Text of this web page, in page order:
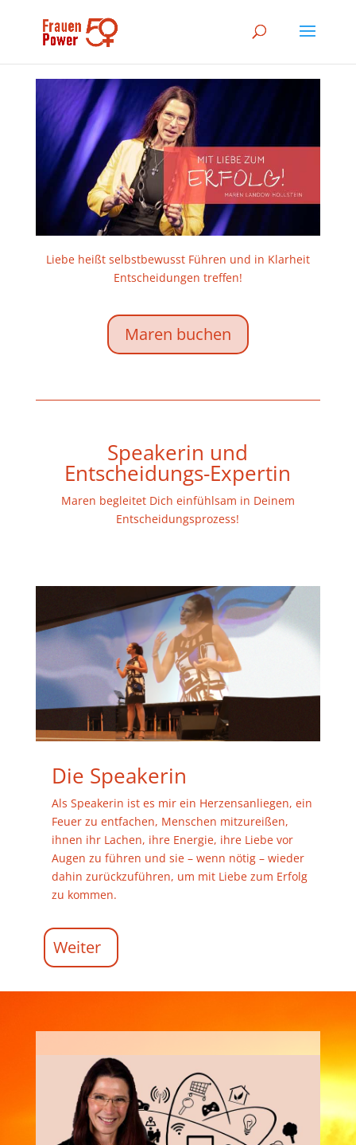
Liebe heißt selbstbewusst Führen und in Klarheit
Entscheidungen treffen!
Maren buchen
Speakerin und
Entscheidungs-Expertin
Maren begleitet Dich einfühlsam in Deinem
Entscheidungsprozess!
Die Speakerin
Als Speakerin ist es mir ein Herzensanliegen, ein
Feuer zu entfachen, Menschen mitzureißen,
ihnen ihr Lachen, ihre Energie, ihre Liebe vor
Augen zu führen und sie – wenn nötig – wieder
dahin zurückzuführen, um mit Liebe zum Erfolg
zu kommen.
Weiter